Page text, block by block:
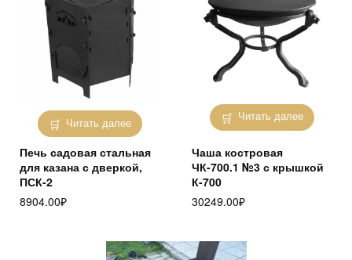
Читать далее
Печь садовая стальная
для казана с дверкой,
ПСК-2
8904.00₽
Читать далее
Чаша костровая
ЧК-700.1 №3 с крышкой
К-700
30249.00₽